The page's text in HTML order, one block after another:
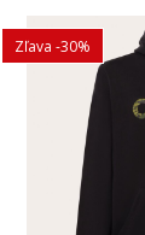
Zľava -30%